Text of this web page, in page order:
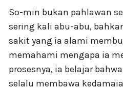
So-min bukan pahlawan
sering kali abu-abu,
sakit yang ia alami
memahami mengapa ia
prosesnya, ia belajar
selalu membawa